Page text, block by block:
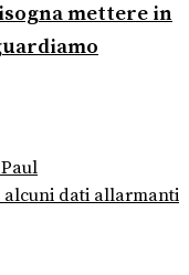
mettere in
alcuni dati allarmanti